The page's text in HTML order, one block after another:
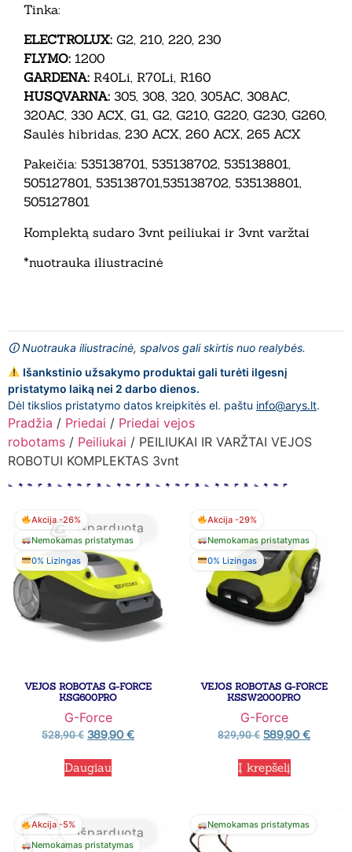
Tinka:
ELECTROLUX: G2, 210, 220, 230
FLYMO: 1200
GARDENA: R40Li, R70Li, R160
HUSQVARNA: 305, 308, 320, 305AC, 308AC,
320AC, 330 ACX, G1, G2, G210, G220, G230, G260,
Saulės hibridas, 230 ACX, 260 ACX, 265 ACX
Pakeičia: 535138701, 535138702, 535138801,
505127801, 535138701,535138702, 535138801,
505127801
Komplektą sudaro 3vnt peiliukai ir 3vnt varžtai
*nuotrauka iliustracinė
🛈 Nuotrauka iliustracinė, spalvos gali skirtis nuo realybės.
Išankstinio užsakymo produktai gali turėti ilgesnį
pristatymo laiką nei 2 darbo dienos.
Dėl tikslios pristatymo datos kreipkitės el. paštu info@arys.lt.
Pradžia / Priedai / Priedai vejos
robotams / Peiliukai / PEILIUKAI IR VARŽTAI VEJOS
ROBOTUI KOMPLEKTAS 3vnt
Akcija -26%
Nemokamas pristatymas
0% Lizingas
Išparduota
VEJOS ROBOTAS G-FORCE
KSG600PRO
G-Force
528,90€ 389,90€
Daugiau
Akcija -29%
Nemokamas pristatymas
0% Lizingas
VEJOS ROBOTAS G-FORCE
KSSW2000PRO
G-Force
829,90€ 589,90€
Į krepšelį
Akcija -5%
Nemokamas pristatymas
Išparduota
Nemokamas pristatymas